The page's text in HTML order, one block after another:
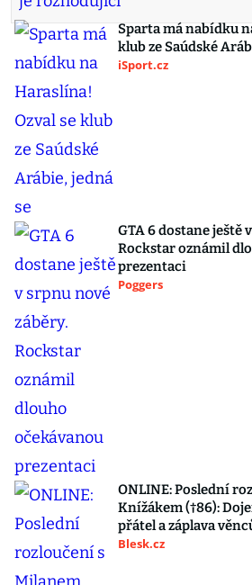
Sparta má nabídku
klub ze Saúdské
iSport.cz
GTA 6 dostane ještě
Rockstar oznámil
prezentaci
Poggers
ONLINE: Poslední
Knížákem (†86):
přátel a záplava
Blesk.cz